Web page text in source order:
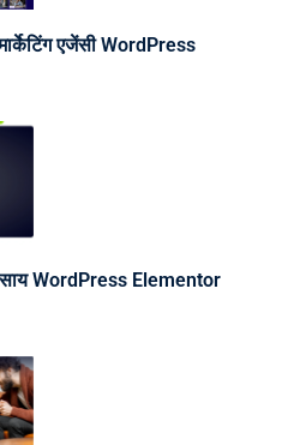
एजेंसी WordPress
WordPress Elementor